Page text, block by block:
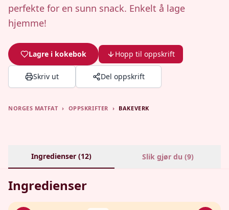
perfekte for en sunn snack. Enkelt å lage
hjemme!
Lagre i kokebok Hopp til oppskrift
Skriv ut Del oppskrift
NORGES MATFAT › OPPSKRIFTER › BAKEVERK
Ingredienser (12) Slik gjør du (9)
Ingredienser